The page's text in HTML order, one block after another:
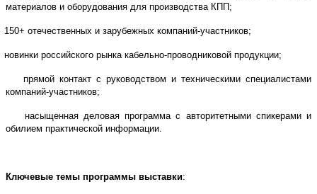
материалов и оборудования для производства КПП;
150+ отечественных и зарубежных компаний-участников;
новинки российского рынка кабельно-проводниковой продукции;
прямой контакт с руководством и техническими специалистами
компаний-участников;
насыщенная деловая программа с авторитетными спикерами и
обилием практической информации.
Ключевые темы программы выставки: